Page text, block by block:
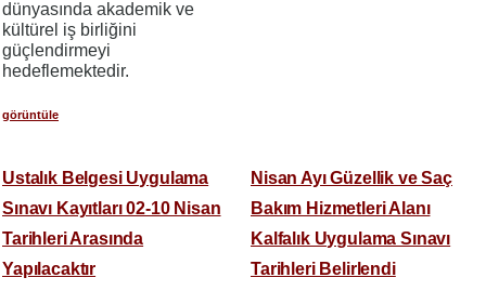
dünyasında akademik ve
kültürel iş birliğini
güçlendirmeyi
hedeflemektedir.
görüntüle
Ustalık Belgesi Uygulama
Sınavı Kayıtları 02-10 Nisan
Tarihleri Arasında
Yapılacaktır
Nisan Ayı Güzellik ve Saç
Bakım Hizmetleri Alanı
Kalfalık Uygulama Sınavı
Tarihleri Belirlendi